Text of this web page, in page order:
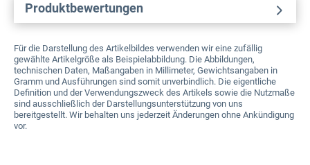
Produktbewertungen
Für die Darstellung des Artikelbildes verwenden wir eine zufällig
gewählte Artikelgröße als Beispielabbildung. Die Abbildungen,
technischen Daten, Maßangaben in Millimeter, Gewichtsangaben in
Gramm und Ausführungen sind somit unverbindlich. Die eigentliche
Definition und der Verwendungszweck des Artikels sowie die Nutzmaße
sind ausschließlich der Darstellungsunterstützung von uns
bereitgestellt. Wir behalten uns jederzeit Änderungen ohne Ankündigung
vor.